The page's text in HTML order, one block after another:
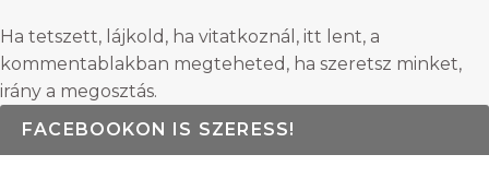
Ha tetszett, lájkold, ha vitatkoznál, itt lent, a
kommentablakban megteheted, ha szeretsz minket,
irány a megosztás.
FACEBOOKON IS SZERESS!